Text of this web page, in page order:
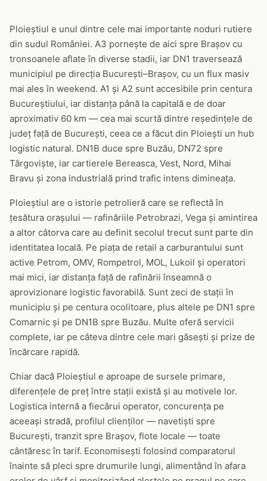
Ploieștiul e unul dintre cele mai importante noduri rutiere
din sudul României. A3 pornește de aici spre Brașov cu
tronsoanele aflate în diverse stadii, iar DN1 traversează
municipiul pe direcția București–Brașov, cu un flux masiv
mai ales în weekend. A1 și A2 sunt accesibile prin centura
Bucureștiului, iar distanța până la capitală e de doar
aproximativ 60 km — cea mai scurtă dintre reședințele de
județ față de București, ceea ce a făcut din Ploiești un hub
logistic natural. DN1B duce spre Buzău, DN72 spre
Târgoviște, iar cartierele Bereasca, Vest, Nord, Mihai
Bravu și zona industrială prind trafic intens dimineața.
Ploieștiul are o istorie petrolieră care se reflectă în
țesătura orașului — rafinăriile Petrobrazi, Vega și amintirea
a altor câtorva care au definit secolul trecut sunt parte din
identitatea locală. Pe piața de retail a carburantului sunt
active Petrom, OMV, Rompetrol, MOL, Lukoil și operatori
mai mici, iar distanța față de rafinării înseamnă o
aprovizionare logistic favorabilă. Sunt zeci de stații în
municipiu și pe centura ocolitoare, plus altele pe DN1 spre
Comarnic și pe DN1B spre Buzău. Multe oferă servicii
complete, iar pe câteva dintre cele mari găsești și prize de
încărcare rapidă.
Chiar dacă Ploieștiul e aproape de sursele primare,
diferențele de preț între stații există și au motivele lor.
Logistica internă a fiecărui operator, concurența pe
aceeași stradă, profilul clienților — navetiști spre
București, tranzit spre Brașov, flote locale — toate
cântăresc în tarif. Economisești folosind comparatorul
înainte să pleci spre drumurile lungi, alimentând în afara